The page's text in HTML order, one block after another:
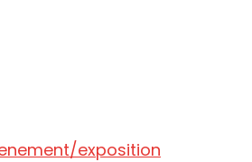
exposition